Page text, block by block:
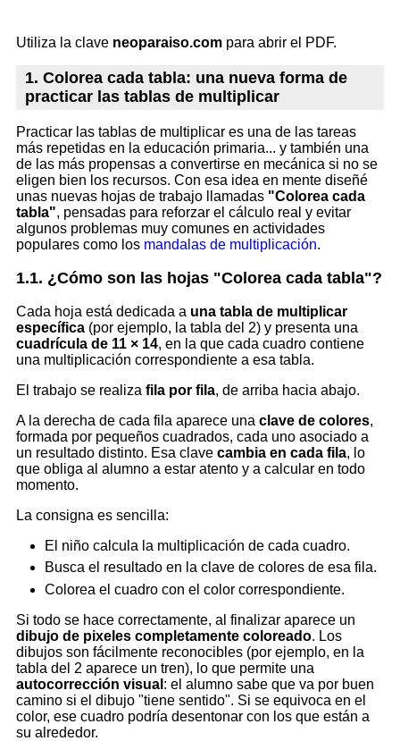
Utiliza la clave neoparaiso.com para abrir el PDF.
1. Colorea cada tabla: una nueva forma de
practicar las tablas de multiplicar
Practicar las tablas de multiplicar es una de las tareas
más repetidas en la educación primaria... y también una
de las más propensas a convertirse en mecánica si no se
eligen bien los recursos. Con esa idea en mente diseñé
unas nuevas hojas de trabajo llamadas "Colorea cada
tabla", pensadas para reforzar el cálculo real y evitar
algunos problemas muy comunes en actividades
populares como los mandalas de multiplicación.
1.1. ¿Cómo son las hojas "Colorea cada tabla"?
Cada hoja está dedicada a una tabla de multiplicar
específica (por ejemplo, la tabla del 2) y presenta una
cuadrícula de 11 × 14, en la que cada cuadro contiene
una multiplicación correspondiente a esa tabla.
El trabajo se realiza fila por fila, de arriba hacia abajo.
A la derecha de cada fila aparece una clave de colores,
formada por pequeños cuadrados, cada uno asociado a
un resultado distinto. Esa clave cambia en cada fila, lo
que obliga al alumno a estar atento y a calcular en todo
momento.
La consigna es sencilla:
El niño calcula la multiplicación de cada cuadro.
Busca el resultado en la clave de colores de esa fila.
Colorea el cuadro con el color correspondiente.
Si todo se hace correctamente, al finalizar aparece un
dibujo de pixeles completamente coloreado. Los
dibujos son fácilmente reconocibles (por ejemplo, en la
tabla del 2 aparece un tren), lo que permite una
autocorrección visual : el alumno sabe que va por buen
camino si el dibujo "tiene sentido". Si se equivoca en el
color, ese cuadro podría desentonar con los que están a
su alrededor.